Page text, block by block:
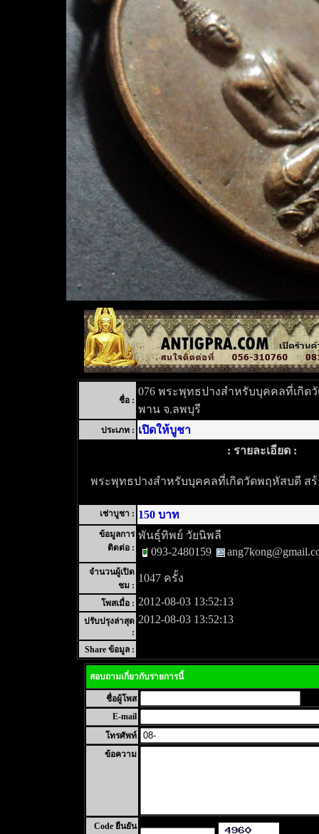
ชื่อ :
076 พระพุทธปางสำหรับบุคคลที่เกิด
พาน จ.ลพบุรี
ประเภท : เปิดให้บูชา
: รายละเอียด :
พระพุทธปางสำหรับบุคคลที่เกิดวัดพฤหัสบดี ส
เช่าบูชา : 150 บาท
ข้อมูลการ
ติดต่อ :
พันธุ์ทิพย์ วัยนิพลี
093-2480159
จำนวนผู้เปิด
ชม :
1047 ครั้ง
โพสเมื่อ : 2012-08-03 13:52:13
ปรับปรุงล่าสุด
:
2012-08-03 13:52:13
Share ข้อมูล :
สอบถามเกี่ยวกับรายการนี้
ชื่อผู้โพส
E-mail
โทรศัพท์
ข้อความ
Code ยืนยัน